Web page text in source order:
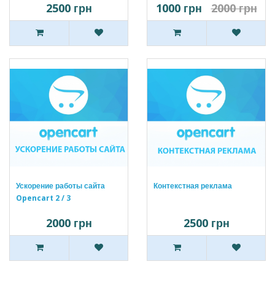
2500 грн 1000 грн 2000 грн
Ускорение работы сайта
Opencart 2 / 3
2000 грн
Контекстная реклама
2500 грн